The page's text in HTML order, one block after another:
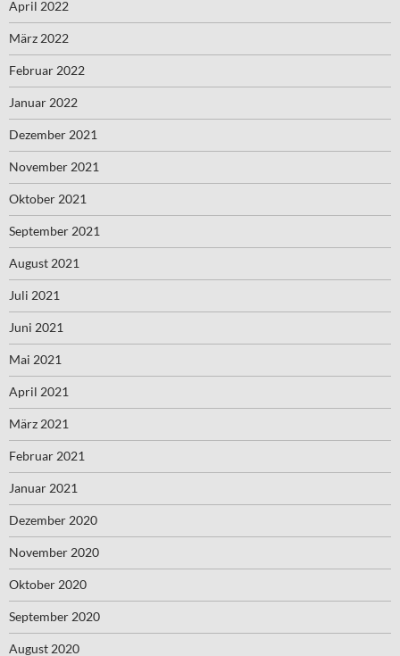
April 2022
März 2022
Februar 2022
Januar 2022
Dezember 2021
November 2021
Oktober 2021
September 2021
August 2021
Juli 2021
Juni 2021
Mai 2021
April 2021
März 2021
Februar 2021
Januar 2021
Dezember 2020
November 2020
Oktober 2020
September 2020
August 2020